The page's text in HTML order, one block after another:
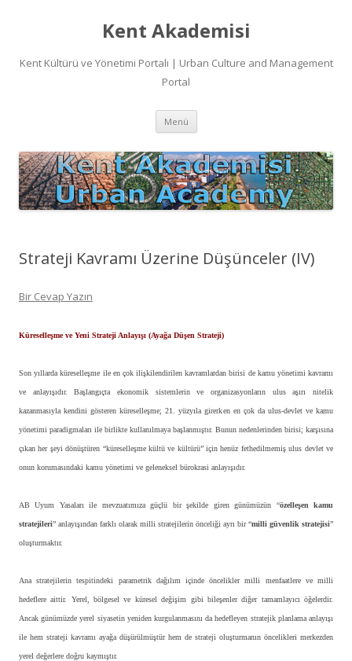
Kent Akademisi
Kent Kültürü ve Yönetimi Portalı | Urban Culture and Management
Portal
Menü İçeriğe
Strateji Kavramı Üzerine Düşünceler (IV)
Bir Cevap Yazın
Küreselleşme ve Yeni Strateji Anlayışı (Ayağa Düşen Strateji)
Son yıllarda küreselleşme ile en çok ilişkilendirilen kavramlardan birisi de kamu yönetimi kavramı
ve anlayışıdır. Başlangıçta ekonomik sistemlerin ve organizasyonların ulusaşırı nitelik
kazanmasıyla kendini gösteren küreselleşme; 21. yüzyıla girerken en çok da ulus-devlet ve kamu
yönetimi paradigmaları ile birlikte kullanılmaya başlanmıştır. Bunun nedenlerinden birisi; karşısına
çıkan her şeyi dönüştüren “küreselleşme kültü ve kültürü” için henüz fethedilmemiş ulus devlet ve
onun korumasındaki kamu yönetimi ve geleneksel bürokrasi anlayışıdır.
AB Uyum Yasaları ile mevzuatımıza güçlü bir şekilde giren günümüzün “özelleşen kamu
stratejileri” anlayışından farklı olarak milli stratejilerin önceliği ayrı bir “milli güvenlik stratejisi”
oluşturmaktır.
Ana stratejilerin tespitindeki parametrik dağılım içinde öncelikler milli menfaatlere ve milli
hedeflere aittir. Yerel, bölgesel ve küresel değişim gibi bileşenler diğer tamamlayıcı öğelerdir.
Ancak günümüzde yerel siyasetin yeniden kurgulanmasını da hedefleyen stratejik planlama anlayışı
ile hem strateji kavramı ayağa düşürülmüştür hem de strateji oluşturmanın öncelikleri merkezden
yerel değerlere doğru kaymıştır.